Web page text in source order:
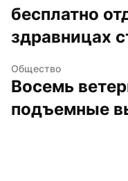
бесплатно
здравницах
Общество
Восемь
подъемные